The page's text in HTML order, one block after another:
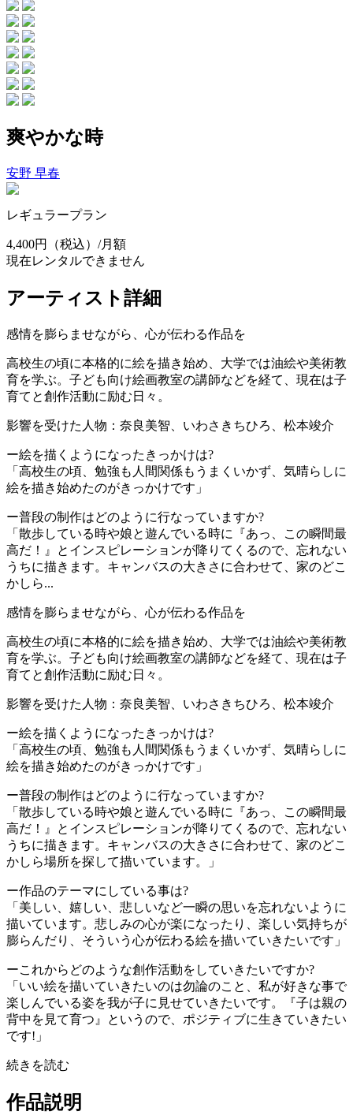
爽やかな時
安野 早春
レギュラープラン
4,400円
（税込）/月額
現在レンタルできません
アーティスト詳細
感情を膨らませながら、心が伝わる作品を
高校生の頃に本格的に絵を描き始め、大学では油絵や美術教
育を学ぶ。子ども向け絵画教室の講師などを経て、現在は子
育てと創作活動に励む日々。
影響を受けた人物：奈良美智、いわさきちひろ、松本竣介
ー絵を描くようになったきっかけは?
「高校生の頃、勉強も人間関係もうまくいかず、気晴らしに
絵を描き始めたのがきっかけです」
ー普段の制作はどのように行なっていますか?
「散歩している時や娘と遊んでいる時に『あっ、この瞬間最
高だ！』とインスピレーションが降りてくるので、忘れない
うちに描きます。キャンバスの大きさに合わせて、家のどこ
かしら...
感情を膨らませながら、心が伝わる作品を
高校生の頃に本格的に絵を描き始め、大学では油絵や美術教
育を学ぶ。子ども向け絵画教室の講師などを経て、現在は子
育てと創作活動に励む日々。
影響を受けた人物：奈良美智、いわさきちひろ、松本竣介
ー絵を描くようになったきっかけは?
「高校生の頃、勉強も人間関係もうまくいかず、気晴らしに
絵を描き始めたのがきっかけです」
ー普段の制作はどのように行なっていますか?
「散歩している時や娘と遊んでいる時に『あっ、この瞬間最
高だ！』とインスピレーションが降りてくるので、忘れない
うちに描きます。キャンバスの大きさに合わせて、家のどこ
かしら場所を探して描いています。」
ー作品のテーマにしている事は?
「美しい、嬉しい、悲しいなど一瞬の思いを忘れないように
描いています。悲しみの心が楽になったり、楽しい気持ちが
膨らんだり、そういう心が伝わる絵を描いていきたいです」
ーこれからどのような創作活動をしていきたいですか?
「いい絵を描いていきたいのは勿論のこと、私が好きな事で
楽しんでいる姿を我が子に見せていきたいです。『子は親の
背中を見て育つ』というので、ポジティブに生きていきたい
です!」
続きを読む
作品説明